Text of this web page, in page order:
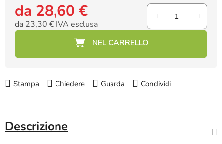
da 28,60 €
da 23,30 € IVA esclusa
Prezzo della misura:
Stampa Chiedere Guarda Condividi
Descrizione